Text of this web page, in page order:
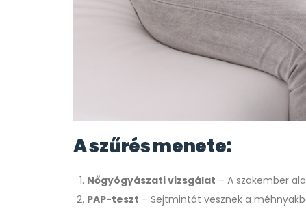
A szűrés menete:
Nőgyógyászati vizsgálat – A szakember
PAP-teszt – Sejtmintát vesznek a